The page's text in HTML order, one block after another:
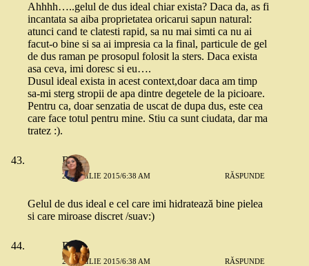
Ahhhh…..gelul de dus ideal chiar exista? Daca da, as fi
incantata sa aiba proprietatea oricarui sapun natural:
atunci cand te clatesti rapid, sa nu mai simti ca nu ai
facut-o bine si sa ai impresia ca la final, particule de gel
de dus raman pe prosopul folosit la sters. Daca exista
asa ceva, imi doresc si eu….
Dusul ideal exista in acest context,doar daca am timp
sa-mi sterg stropii de apa dintre degetele de la picioare.
Pentru ca, doar senzatia de uscat de dupa dus, este cea
care face totul pentru mine. Stiu ca sunt ciudata, dar ma
tratez :).
Roux
24 APRILIE 2015/6:38 AM RĂSPUNDE
Gelul de dus ideal e cel care imi hidratează bine pielea
si care miroase discret /suav:)
Dana
24 APRILIE 2015/6:38 AM RĂSPUNDE